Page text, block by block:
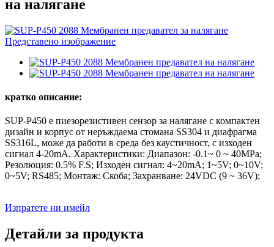
на налягане
кратко описание:
SUP-P450 е пиезорезистивен сензор за налягане с компактен
дизайн и корпус от неръждаема стомана SS304 и диафрагма
SS316L, може да работи в среда без каустичност, с изходен
сигнал 4-20mA. Характеристики: Диапазон: -0.1~ 0 ~ 40MPa;
Резолюция: 0.5% F.S; Изходен сигнал: 4~20mA; 1~5V; 0~10V;
0~5V; RS485; Монтаж: Скоба; Захранване: 24VDC (9 ~ 36V);
Изпратете ни имейл
Детайли за продукта